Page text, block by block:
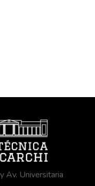
Av. Universitaria